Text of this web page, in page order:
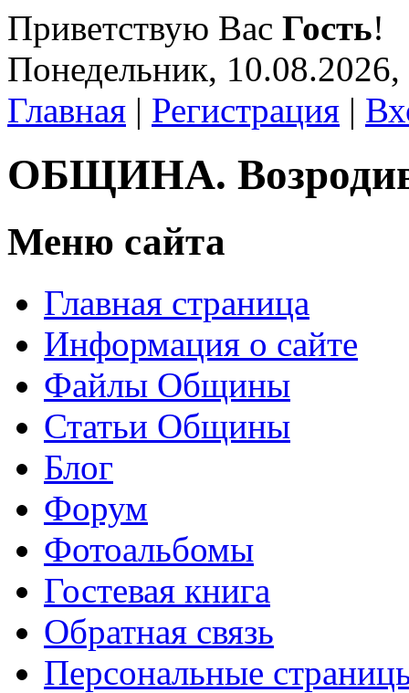
Приветствую Вас Гость!
Понедельник,
Главная | Регистрация |
ОБЩИНА.
Меню сайта
Главная страница
Информация о сайте
Файлы Общины
Статьи Общины
Блог
Форум
Фотоальбомы
Гостевая книга
Обратная связь
Персональные